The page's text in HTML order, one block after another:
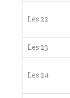
Les 22
Les 23
Les 24